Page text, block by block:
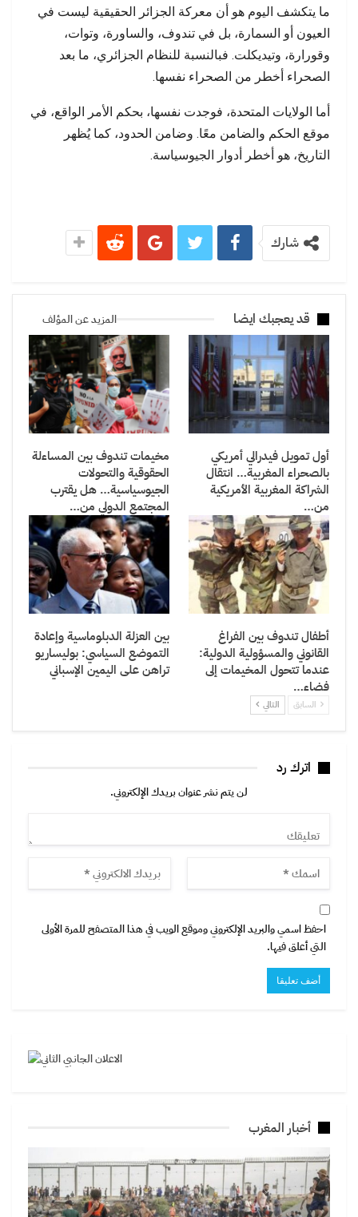
ما يتكشف اليوم هو أن معركة الجزائر الحقيقية ليست في
العيون أو السمارة، بل في تندوف، والساورة، وتوات،
وقورارة، وتيديكلت. فبالنسبة للنظام الجزائري، ما بعد
الصحراء أخطر من الصحراء نفسها.
أما الولايات المتحدة، فوجدت نفسها، بحكم الأمر الواقع، في
موقع الحكم والضامن معًا. وضامن الحدود، كما يُظهر
التاريخ، هو أخطر أدوار الجيوسياسة.
شارك
قد يعجبك ايضا المزيد عن المؤلف
أول تمويل فيدرالي أمريكي
بالصحراء المغربية… انتقال
الشراكة المغربية الأمريكية
من…
مخيمات تندوف بين المساءلة
الحقوقية والتحولات
الجيوسياسية… هل يقترب
المجتمع الدولي من…
أطفال تندوف بين الفراغ
القانوني والمسؤولية الدولية:
عندما تتحول المخيمات إلى
فضاء…
بين العزلة الدبلوماسية وإعادة
التموضع السياسي: بوليساريو
تراهن على اليمين الإسباني
السابق التالي
اترك رد
لن يتم نشر عنوان بريدك الإلكتروني.
احفظ اسمي والبريد الإلكتروني وموقع الويب في هذا المتصفح للمرة الأولى
التي أعلق فيها.
أخبار المغرب